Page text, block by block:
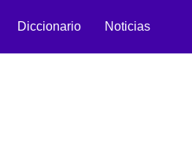
Diccionario Noticias